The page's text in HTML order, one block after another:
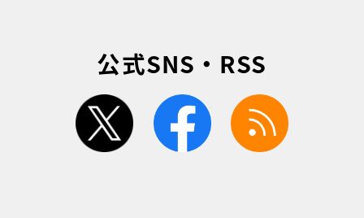
公式SNS・RSS
twitter facebook